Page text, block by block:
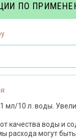
ПО
1 мл/10 л. воды.
качества воды и
расхода могут